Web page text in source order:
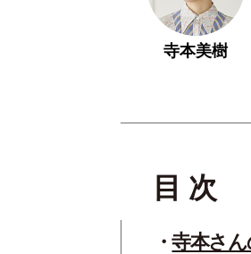
寺本美樹
目 次
寺本さ